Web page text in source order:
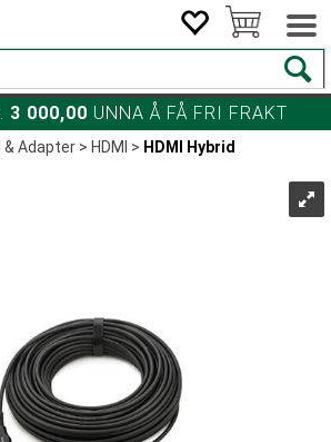
3 000,00 UNNA Å FÅ FRI FRAKT
& Adapter>HDMI > HDMI Hybrid